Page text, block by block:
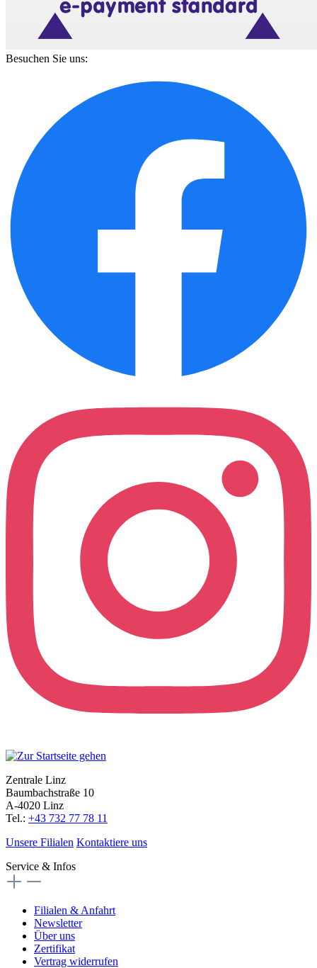
Besuchen Sie uns:
Zentrale Linz
Baumbachstraße 10
A-4020 Linz
Tel.: +43 732 77 78 11
Unsere Filialen Kontaktiere uns
Service & Infos
Filialen & Anfahrt
Newsletter
Über uns
Zertifikat
Vertrag widerrufen